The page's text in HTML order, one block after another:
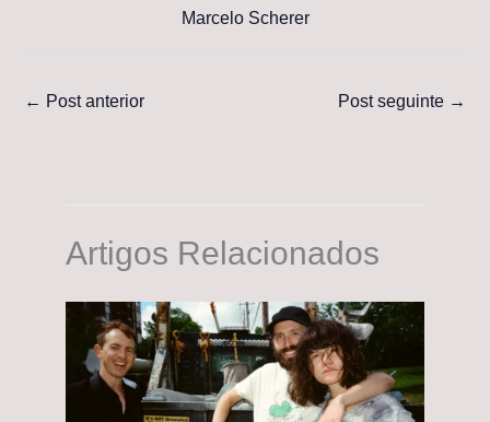
Marcelo Scherer
← Post anterior Post seguinte →
Artigos Relacionados